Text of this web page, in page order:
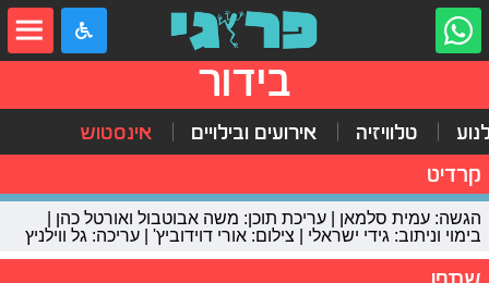
בידור
טלוויזיה אירועים ובילויים אינסטוש
קרדיט
הגשה: עמית סלמאן | עריכת תוכן: משה אבוטבול ואורטל כהן |
בימוי וניתוב: גידי ישראלי | צילום: אורי דוידוביץ' | עריכה: גל ווילניץ